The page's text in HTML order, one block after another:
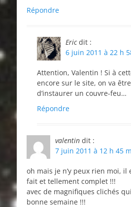
Répondre
Eric dit :
6 juin 2011 à 22 h
Attention, Valentin ! Si à
encore sur le site, on va
d’instaurer un couvre-feu…
Répondre
valentin dit :
7 juin 2011 à 12 h 45
oh mais je n’y peux rien moi,
fait et tellement complet !!!
avec de magnifiques clichés
bonne semaine !!!